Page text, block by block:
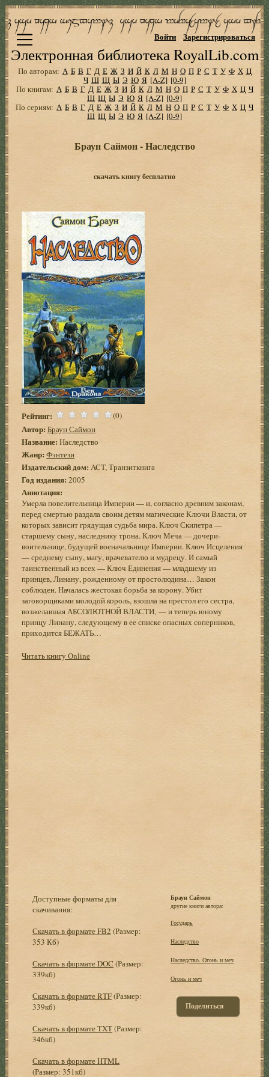
Электронная библиотека RoyalLib.com
Войти Зарегистрироваться
По авторам: А Б В Г Д Е Ж З И Й К Л М Н О П Р С Т У Ф Х Ц
Ч Ш Щ Ы Э Ю Я [A-Z] [0-9]
По книгам: А Б В Г Д Е Ж З И Й К Л М Н О П Р С Т У Ф Х Ц Ч
Ш Щ Ы Э Ю Я [A-Z] [0-9]
По сериям: А Б В Г Д Е Ж З И Й К Л М Н О П Р С Т У Ф Х Ц Ч
Ш Щ Ы Э Ю Я [A-Z] [0-9]
Браун Саймон - Наследство
скачать книгу бесплатно
Рейтинг: (0)
Автор: Браун Саймон
Название: Наследство
Жанр: Фэнтези
Издательский дом:ACT, Транзиткнига
Год издания: 2005
Аннотация:
Умерла повелительница Империи — и, согласно древним законам,
перед смертью раздала своим детям магические Ключи Власти, от
которых зависит грядущая судьба мира. Ключ Скипетра —
старшему сыну, наследнику трона. Ключ Меча — дочери-
воительнице, будущей военачальнице Империи. Ключ Исцеления
— среднему сыну, магу, врачевателю и мудрецу. И самый
таинственный из всех — Ключ Единения — младшему из
принцев, Линану, рожденному от простолюдина… Закон
соблюден. Началась жестокая борьба за корону. Убит
заговорщиками молодой король, взошла на престол его сестра,
возжелавшая АБСОЛЮТНОЙ ВЛАСТИ, — и теперь юному
принцу Линану, следующему в ее списке опасных соперников,
приходится БЕЖАТЬ…
Читать книгу Online
Доступные форматы для
скачивания:
Скачать в формате FB2 (Размер:
353 Кб)
Скачать в формате DOC (Размер:
339кб)
Скачать в формате RTF(Размер:
339кб)
Скачать в формате TXT(Размер:
346кб)
Скачать в формате HTML
(Размер: 351кб)
Браун Саймон
другие книги автора:
Государь
Наследство
Наследство. Огонь и меч
Огонь и меч
Поделиться